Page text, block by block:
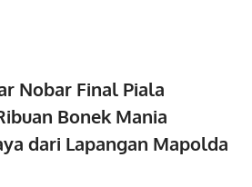
Nobar Final Piala
Bonek Mania
dari Lapangan Mapolda